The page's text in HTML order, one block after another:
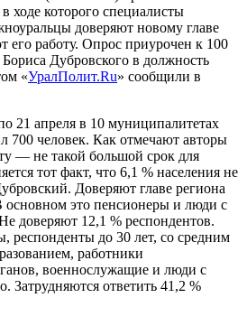
ходе которого специалисты
доверяют новому главе
его работу. Опрос приурочен к 100
Дубровского в должность
«УралПолит.Ru» сообщили в
21 апреля в 10 муниципалитетах
700 человек. Как отмечают авторы
— не такой большой срок для
тот факт, что 6,1 % населения не
Доверяют главе региона
это пенсионеры и люди с
доверяют 12,1 % респондентов.
респонденты до 30 лет, со средним
работники
военнослужащие и люди с
Затрудняются ответить 41,2 %